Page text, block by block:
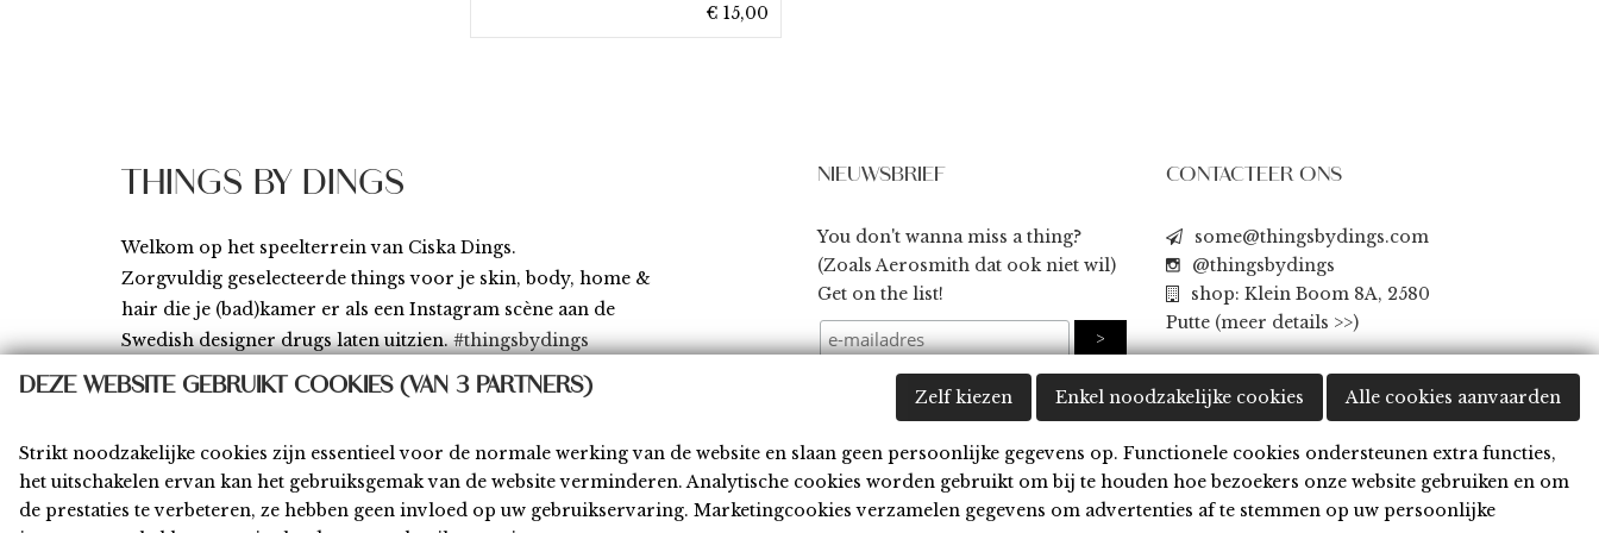
€ 15,00
DEZE WEBSITE GEBRUIKT COOKIES (VAN 3 PARTNERS) Zelf kiezen Enkel noodzakelijke cookies Alle cookies aanvaarden
Strikt noodzakelijke cookies zijn essentieel voor de normale werking van de website en slaan geen persoonlijke gegevens op. Functionele cookies ondersteunen extra functies,
het uitschakelen ervan kan het gebruiksgemak van de website verminderen. Analytische cookies worden gebruikt om bij te houden hoe bezoekers onze website gebruiken en om
de prestaties te verbeteren, ze hebben geen invloed op uw gebruikservaring. Marketingcookies verzamelen gegevens om advertenties af te stemmen op uw persoonlijke
THINGS BY DINGS
Welkom op het speelterrein van Ciska Dings.
Zorgvuldig geselecteerde things voor je skin, body, home &
hair die je (bad)kamer er als een Instagram scène aan de
Swedish designer drugs laten uitzien.#thingsbydings
NIEUWSBRIEF
You don't wanna miss a thing?
(Zoals Aerosmith dat ook niet wil)
Get on the list!
CONTACTEER ONS
some@thingsbydings.com
@thingsbydings
shop: Klein Boom 8A, 2580
Putte (meer details >>)
Home Shop Privacy Algemene Voorwaarden Disclaimer Cookies Contact